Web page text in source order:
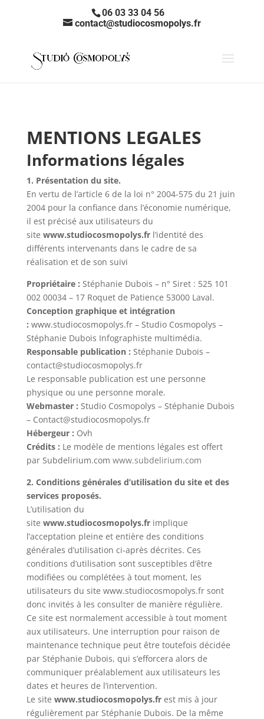
06 03 33 04 56
contact@studiocosmopolys.fr
MENTIONS LEGALES
Informations légales
1. Présentation du site.
En vertu de l’article 6 de la loi n° 2004-575 du 21 juin
2004 pour la confiance dans l’économie numérique,
il est précisé aux utilisateurs du
site www.studiocosmopolys.frl’identité des
différents intervenants dans le cadre de sa
réalisation et de son suivi
Propriétaire : Stéphanie Dubois – n° Siret : 525 101
002 00034 – 17 Roquet de Patience 53000 Laval.
Conception graphique et intégration
: www.studiocosmopolys.fr – Studio Cosmopolys –
Stéphanie Dubois Infographiste multimédia.
Responsable publication : Stéphanie Dubois –
contact@studiocosmopolys.fr
Le responsable publication est une personne
physique ou une personne morale.
Webmaster : Studio Cosmopolys – Stéphanie Dubois
– Contact@studiocosmopolys.fr
Hébergeur : Ovh
Crédits : Le modèle de mentions légales est offert
par Subdelirium.com www.subdelirium.com
2. Conditions générales d’utilisation du site et des
services proposés.
L’utilisation du
site www.studiocosmopolys.frimplique
l’acceptation pleine et entière des conditions
générales d’utilisation ci-après décrites. Ces
conditions d’utilisation sont susceptibles d’être
modifiées ou complétées à tout moment, les
utilisateurs du site www.studiocosmopolys.fr sont
donc invités à les consulter de manière régulière.
Ce site est normalement accessible à tout moment
aux utilisateurs. Une interruption pour raison de
maintenance technique peut être toutefois décidée
par Stéphanie Dubois, qui s’efforcera alors de
communiquer préalablement aux utilisateurs les
dates et heures de l’intervention.
Le site www.studiocosmopolys.frest mis à jour
régulièrement par Stéphanie Dubois. De la même